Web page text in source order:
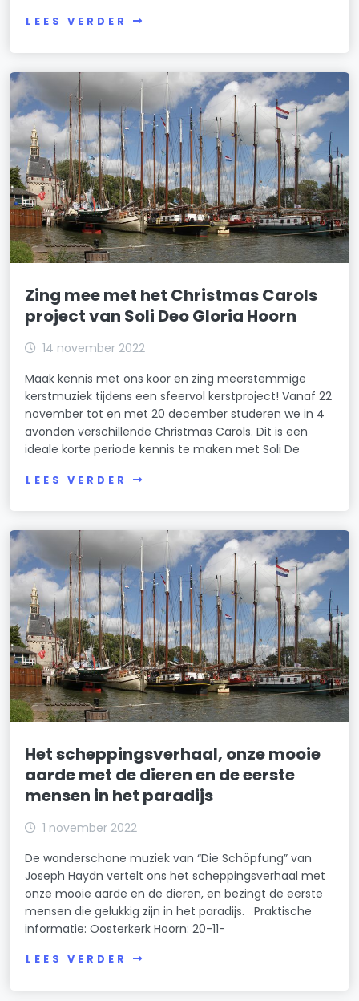
LEES VERDER
Zing mee met het Christmas Carols
project van Soli Deo Gloria Hoorn
14 november 2022
Maak kennis met ons koor en zing meerstemmige
kerstmuziek tijdens een sfeervol kerstproject! Vanaf 22
november tot en met 20 december studeren we in 4
avonden verschillende Christmas Carols. Dit is een
ideale korte periode kennis te maken met Soli De
LEES VERDER
Het scheppingsverhaal, onze mooie
aarde met de dieren en de eerste
mensen in het paradijs
1 november 2022
De wonderschone muziek van “Die Schöpfung” van
Joseph Haydn vertelt ons het scheppingsverhaal met
onze mooie aarde en de dieren, en bezingt de eerste
mensen die gelukkig zijn in het paradijs. Praktische
informatie: Oosterkerk Hoorn: 20-11-
LEES VERDER